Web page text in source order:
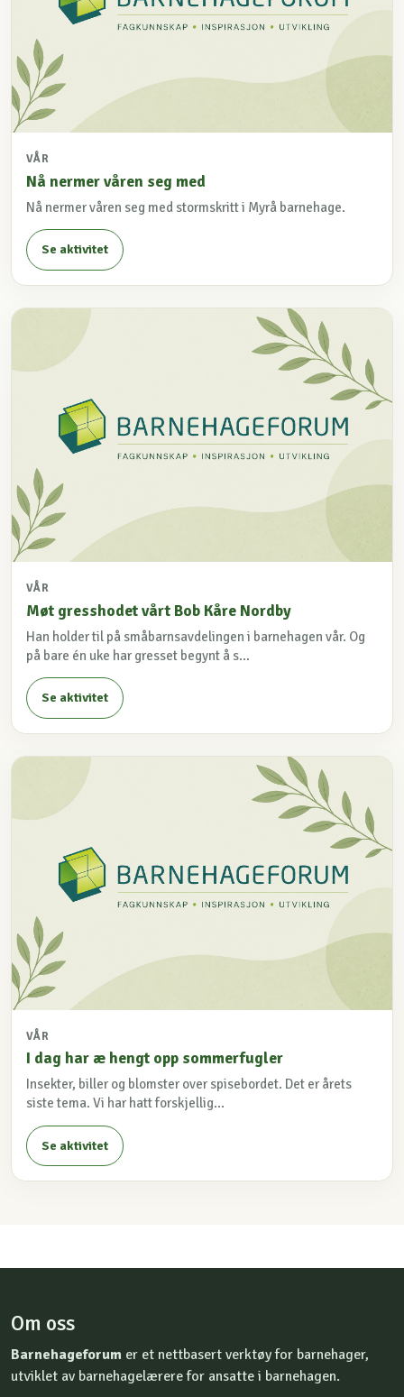
VÅR
Nå nermer våren seg med
Nå nermer våren seg med stormskritt i Myrå barnehage.
Se aktivitet
VÅR
Møt gresshodet vårt Bob Kåre Nordby
Han holder til på småbarnsavdelingen i barnehagen vår. Og
på bare én uke har gresset begynt å s...
Se aktivitet
VÅR
I dag har æ hengt opp sommerfugler
Insekter, biller og blomster over spisebordet. Det er årets
siste tema. Vi har hatt forskjellig...
Se aktivitet
Om oss
Barnehageforum er et nettbasert verktøy for barnehager,
utviklet av barnehagelærere for ansatte i barnehagen.